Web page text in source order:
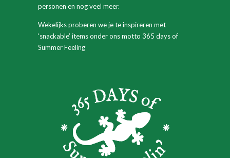
personen en nog veel meer.
Wekelijks proberen we je te inspireren met
‘snackable’ items onder ons motto 365 days of
Summer Feeling’